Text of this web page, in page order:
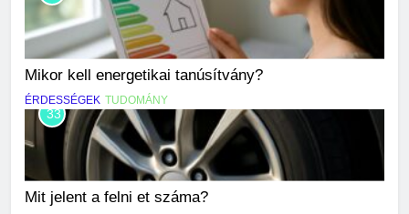
Mikor kell energetikai tanúsítvány?
ÉRDESSÉGEK TUDOMÁNY
33
Mit jelent a felni et száma?